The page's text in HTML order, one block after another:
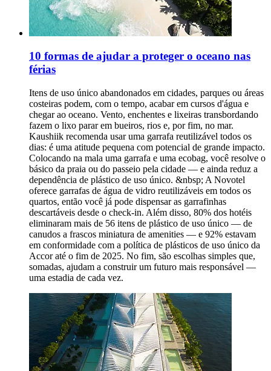
10 formas de ajudar a proteger o oceano nas
férias
Itens de uso único abandonados em cidades, parques ou áreas
costeiras podem, com o tempo, acabar em cursos d'água e
chegar ao oceano. Vento, enchentes e lixeiras transbordando
fazem o lixo parar em bueiros, rios e, por fim, no mar.
Kaushiik recomenda usar uma garrafa reutilizável todos os
dias: é uma atitude pequena com potencial de grande impacto.
Colocando na mala uma garrafa e uma ecobag, você resolve o
básico da praia ou do passeio pela cidade — e ainda reduz a
dependência de plástico de uso único. &nbsp; A Novotel
oferece garrafas de água de vidro reutilizáveis em todos os
quartos, então você já pode dispensar as garrafinhas
descartáveis desde o check-in. Além disso, 80% dos hotéis
eliminaram mais de 56 itens de plástico de uso único — de
canudos a frascos miniatura de amenities — e 92% estavam
em conformidade com a política de plásticos de uso único da
Accor até o fim de 2025. No fim, são escolhas simples que,
somadas, ajudam a construir um futuro mais responsável —
uma estadia de cada vez.